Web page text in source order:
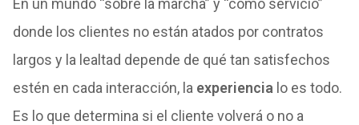
donde los clientes no están atados por contratos
largos y la lealtad depende de qué tan satisfechos
estén en cada interacción, la experiencia lo es todo.
Es lo que determina si el cliente volverá o no a